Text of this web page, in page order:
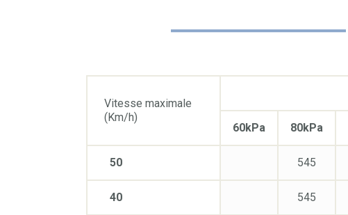
Vitesse maximale
(Km/h)
50
40
60kPa 80kPa
545
545